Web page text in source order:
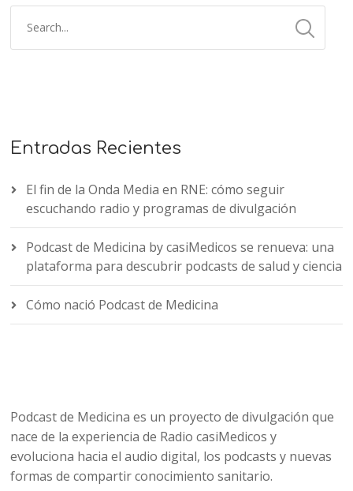
Entradas Recientes
El fin de la Onda Media en RNE: cómo seguir
escuchando radio y programas de divulgación
Podcast de Medicina by casiMedicos se renueva: una
plataforma para descubrir podcasts de salud y ciencia
Cómo nació Podcast de Medicina
Podcast de Medicina es un proyecto de divulgación que
nace de la experiencia de Radio casiMedicos y
evoluciona hacia el audio digital, los podcasts y nuevas
formas de compartir conocimiento sanitario.